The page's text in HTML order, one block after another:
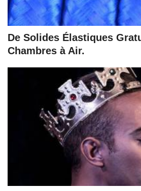
De Solides Élastiques
Chambres à Air.